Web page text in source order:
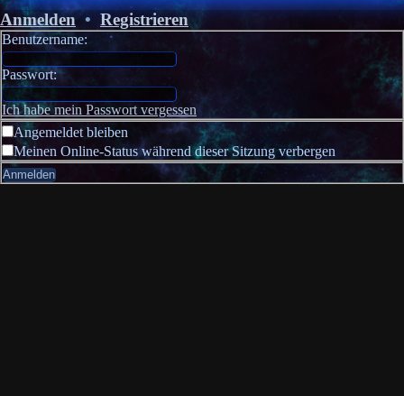
Anmelden• Registrieren
Benutzername:
Passwort:
Ich habe mein Passwort vergessen
Angemeldet bleiben
Meinen Online-Status während dieser Sitzung verbergen